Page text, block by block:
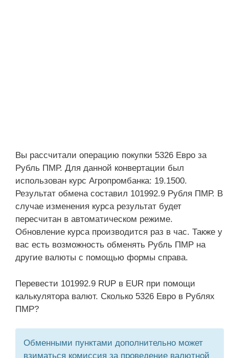
Вы рассчитали операцию покупки 5326 Евро за
Рубль ПМР. Для данной конвертации был
использован курс Агропромбанка: 19.1500.
Результат обмена составил 101992.9 Рубля ПМР. В
случае изменения курса результат будет
пересчитан в автоматическом режиме.
Обновление курса производится раз в час. Также у
вас есть возможность обменять Рубль ПМР на
другие валюты с помощью формы справа.
Перевести 101992.9 RUP в EUR при помощи
калькулятора валют. Сколько 5326 Евро в Рублях
ПМР?
Обменными пунктами дополнительно может
взиматься комиссия за проведение валютной